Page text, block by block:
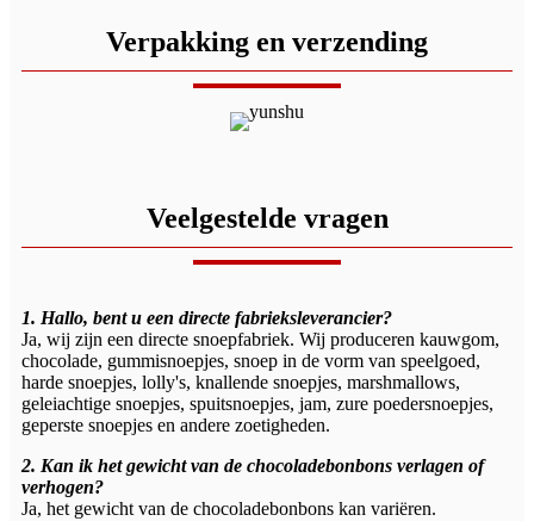
Verpakking en verzending
Veelgestelde vragen
1. Hallo, bent u een directe fabrieksleverancier?
Ja, wij zijn een directe snoepfabriek. Wij produceren kauwgom,
chocolade, gummisnoepjes, snoep in de vorm van speelgoed,
harde snoepjes, lolly's, knallende snoepjes, marshmallows,
geleiachtige snoepjes, spuitsnoepjes, jam, zure poedersnoepjes,
geperste snoepjes en andere zoetigheden.
2. Kan ik het gewicht van de chocoladebonbons verlagen of
verhogen?
Ja, het gewicht van de chocoladebonbons kan variëren.